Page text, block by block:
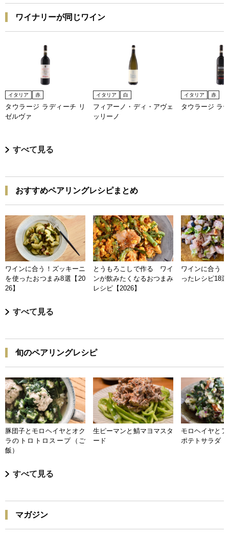
ワイナリーが同じワイン
イタリア 赤
タウラージ ラディーチ リ
ゼルヴァ
イタリア 白
フィアーノ・ディ・アヴェ
ッリーノ
イタリア 赤
タウラージ ラ
すべて見る
おすすめペアリングレシピまとめ
ワインに合う！ズッキーニ
を使ったおつまみ8選【20
26】
とうもろこしで作る ワイ
ンが飲みたくなるおつまみ
レシピ【2026】
ワインに合う
ったレシピ18
すべて見る
旬のペアリングレシピ
豚団子とモロヘイヤとオク
ラのトロトロスープ（ご
飯）
生ピーマンと鯖マヨマスタ
ード
モロヘイヤと
ポテトサラダ
すべて見る
マガジン